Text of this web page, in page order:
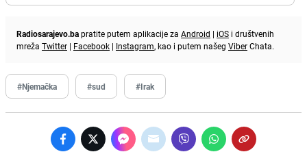
Radiosarajevo.bapratite putem aplikacije za Android | iOS i društvenih
mreža Twitter | Facebook | Instagram, kao i putem našeg ViberChata.
#Njemačka #sud #Irak